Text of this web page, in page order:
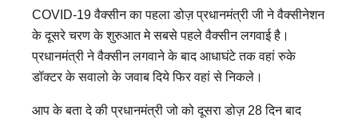
COVID-19 वैक्सीन का पहला डोज़ प्रधानमंत्री जी ने वैक्सीनेशन
के दूसरे चरण के शुरुआत मे सबसे पहले वैक्सीन लगवाई है।
प्रधानमंत्री ने वैक्सीन लगवाने के बाद आधाघंटे तक वहां रुके
डॉक्टर के सवालो के जवाब दिये फिर वहां से निकले।
आप के बता दे की प्रधानमंत्री जो को दूसरा डोज़ 28 दिन बाद